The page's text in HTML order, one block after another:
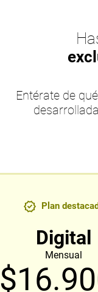
Entérate de
Plan
Digital
Mensual